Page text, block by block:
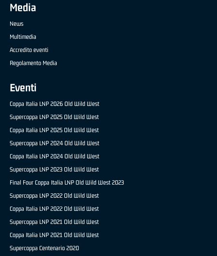
Media
News
Multimedia
Accredito eventi
Regolamento Media
Eventi
Coppa Italia LNP 2026 Old Wild West
Supercoppa LNP 2025 Old Wild West
Coppa Italia LNP 2025 Old Wild West
Supercoppa LNP 2024 Old Wild West
Coppa Italia LNP 2024 Old Wild West
Supercoppa LNP 2023 Old Wild West
Final Four Coppa Italia LNP Old Wild West 2023
Supercoppa LNP 2022 Old Wild West
Coppa Italia LNP 2022 Old Wild West
Supercoppa LNP 2021 Old Wild West
Coppa Italia LNP 2021 Old Wild West
Supercoppa Centenario 2020